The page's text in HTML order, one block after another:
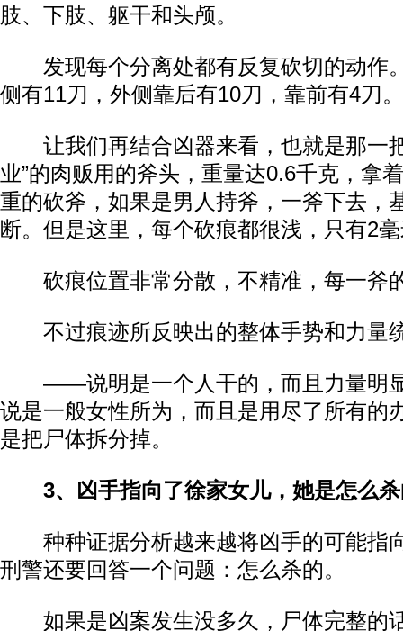
肢、下肢、躯干和头颅。
发现每个分离处都有反复砍切的动作
侧有11刀，外侧靠后有10刀，靠前有4刀。
让我们再结合凶器来看，也就是那一
业”的肉贩用的斧头，重量达0.6千克，拿
重的砍斧，如果是男人持斧，一斧下去，
断。但是这里，每个砍痕都很浅，只有2
砍痕位置非常分散，不精准，每一斧
不过痕迹所反映出的整体手势和力量
——说明是一个人干的，而且力量明显
说是一般女性所为，而且是用尽了所有的
是把尸体拆分掉。
3、凶手指向了徐家女儿，她是怎么
种种证据分析越来越将凶手的可能指
刑警还要回答一个问题：怎么杀的。
如果是凶案发生没多久，尸体完整的